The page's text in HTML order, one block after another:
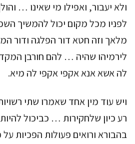
ולא יעבור, ואפילו מי שאינו …
לפניו מכל מקום יכול להמשיך
מלאך וזה חטא דור הפלגה ודור
לירמיהו שהיה … להם חורבן
לה אשא אנא אקפי אקפי לה מיא.
ויש עוד מין אחד שאמרו שתי
רע כיון שלחקירות … כביכול
בהבורא ורואים פעולות הפכיות